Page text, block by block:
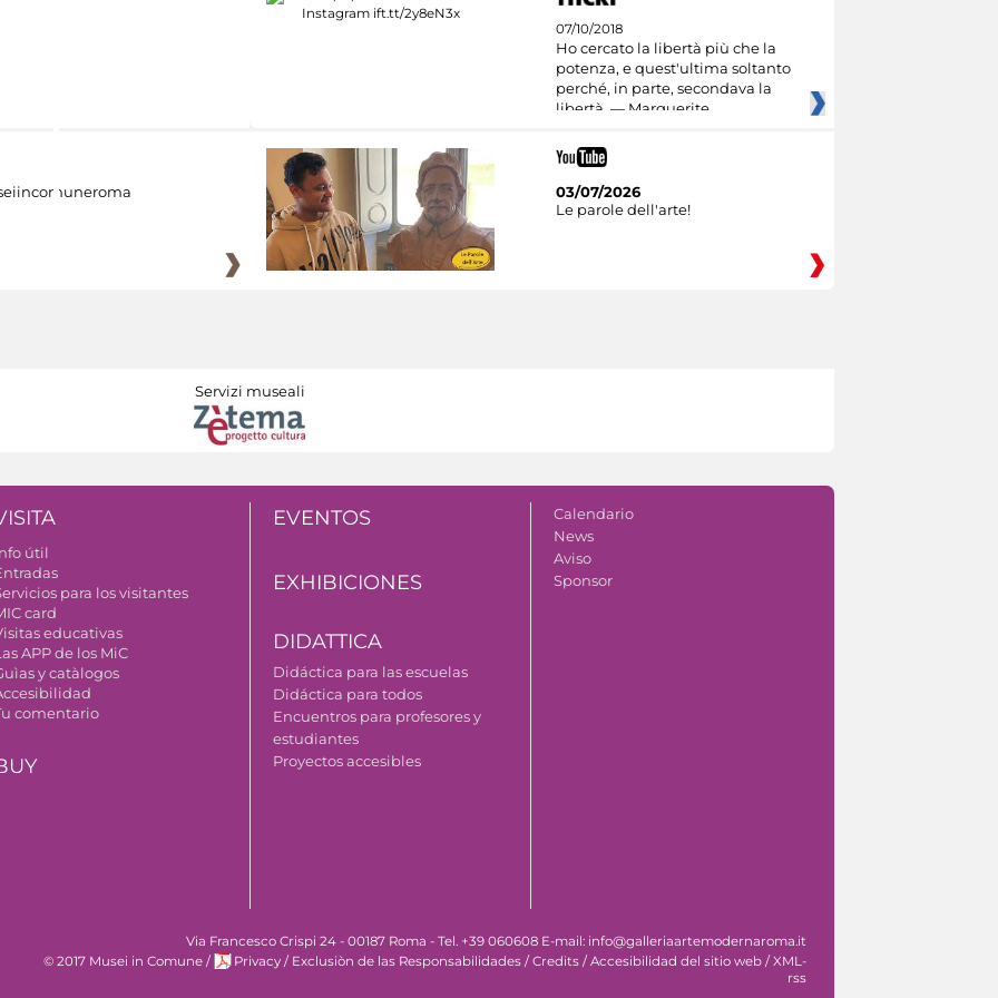
07/10/2018
Ho cercato la libertà più che la
potenza, e quest'ultima soltanto
perché, in parte, secondava la
libertà. — Marguerite
03/07/2026
Le parole dell'arte!
Servizi museali
útil
para los visitantes
card
educativas
APP de los MiC
y catàlogos
comentario
EVENTOS
EXHIBICIONES
DIDATTICA
Didáctica para las escuelas
Didáctica para todos
Encuentros para profesores y
estudiantes
Proyectos accesibles
Calendario
News
Aviso
Sponsor
Via Francesco Crispi 24 - 00187 Roma - Tel. +39 060608 E-mail: info@galleriaartemodernaroma.it
© 2017 Musei in Comune / Privacy / Exclusiòn de las Responsabilidades /Credits /Accesibilidad del sitio web /XML-
rss